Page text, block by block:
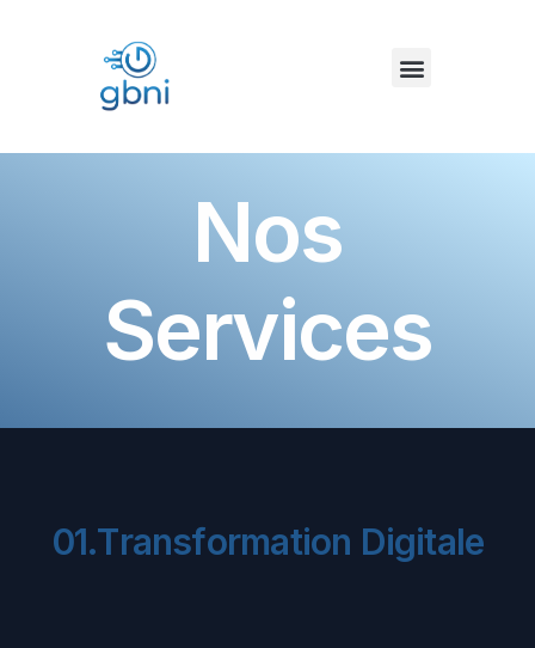
Nos
Services
01.Transformation Digitale